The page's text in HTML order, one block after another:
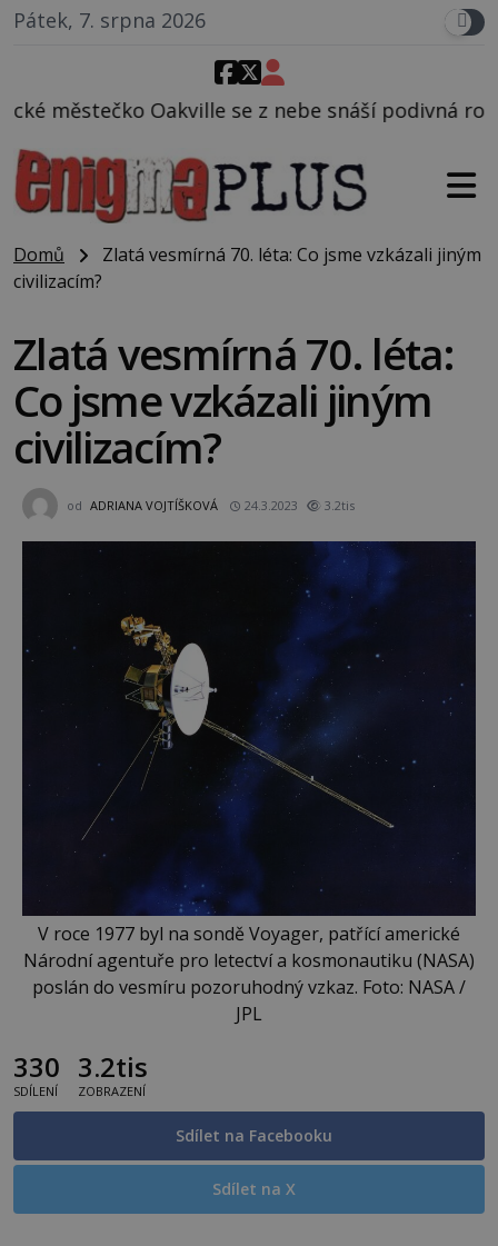
Pátek, 7. srpna 2026
se z nebe snáší podivná rosolovitá látka
Domů
Zlatá vesmírná 70. léta: Co jsme vzkázali jiným
civilizacím?
Zlatá vesmírná 70. léta:
Co jsme vzkázali jiným
civilizacím?
od ADRIANA VOJTÍŠKOVÁ 24.3.2023 3.2tis
V roce 1977 byl na sondě Voyager, patřící americké
Národní agentuře pro letectví a kosmonautiku (NASA)
poslán do vesmíru pozoruhodný vzkaz. Foto: NASA /
JPL
330
SDÍLENÍ
3.2tis
ZOBRAZENÍ
Sdílet na Facebooku
Sdílet na X